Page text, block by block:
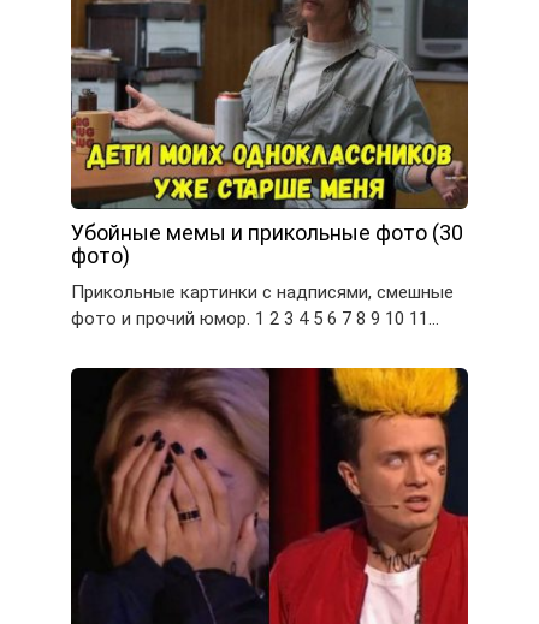
Убойные мемы и прикольные фото (30
фото)
Прикольные картинки с надписями, смешные
фото и прочий юмор. 1 2 3 4 5 6 7 8 9 10 11…